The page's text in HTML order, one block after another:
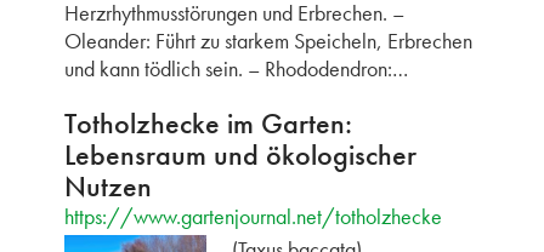
Herzrhythmusstörungen und Erbrechen. –
Oleander: Führt zu starkem Speicheln, Erbrechen
und kann tödlich sein. – Rhododendron:…
Totholzhecke im Garten:
Lebensraum und ökologischer
Nutzen
https://www.gartenjournal.net/totholzhecke